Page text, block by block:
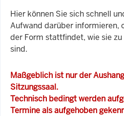
Hier können Sie sich schnell
Aufwand darüber informieren,
der Form stattfindet, wie sie
sind.
Maßgeblich ist nur der
Sitzungssaal.
Technisch bedingt werden
Termine als aufgehoben